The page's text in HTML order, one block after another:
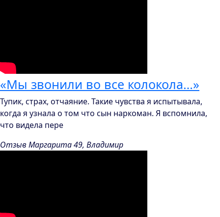
«Мы звонили во все колокола…»
Тупик, страх, отчаяние. Такие чувства я испытывала,
когда я узнала о том что сын наркоман. Я вспомнила,
что видела пере
Отзыв Маргарита 49, Владимир